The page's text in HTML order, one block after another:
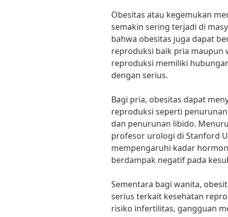
Obesitas atau kegemukan
semakin sering terjadi di
bahwa obesitas juga dapat
reproduksi baik pria maupun
reproduksi memiliki
dengan serius.
Bagi pria, obesitas dapat
reproduksi seperti
dan penurunan libido.
profesor urologi di Stanford
mempengaruhi kadar
berdampak negatif pada
Sementara bagi wanita,
serius terkait kesehatan
risiko infertilitas, gangguan